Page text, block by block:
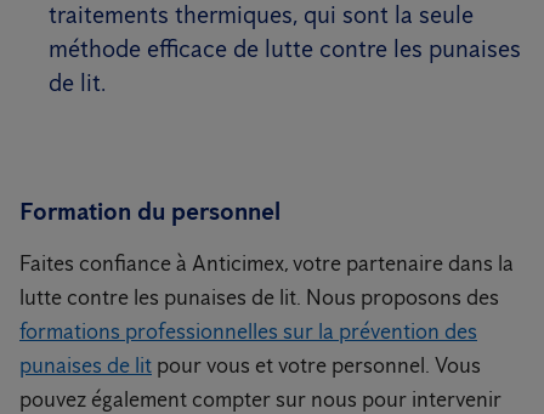
traitements thermiques, qui sont la seule
méthode efficace de lutte contre les punaises
de lit.
Formation du personnel
Faites confiance à Anticimex, votre partenaire dans la
lutte contre les punaises de lit. Nous proposons des
formations professionnelles sur la prévention des
punaises de lit pour vous et votre personnel. Vous
pouvez également compter sur nous pour intervenir